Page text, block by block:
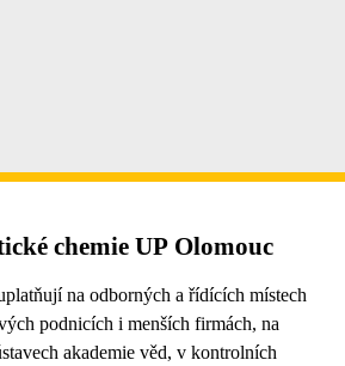
chemie UP Olomouc
na odborných a řídících místech
podnicích i menších firmách, na
akademie věd, v kontrolních